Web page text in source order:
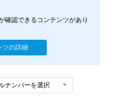
確認できるコンテンツがあり
ツの詳細
ナンバーを選択